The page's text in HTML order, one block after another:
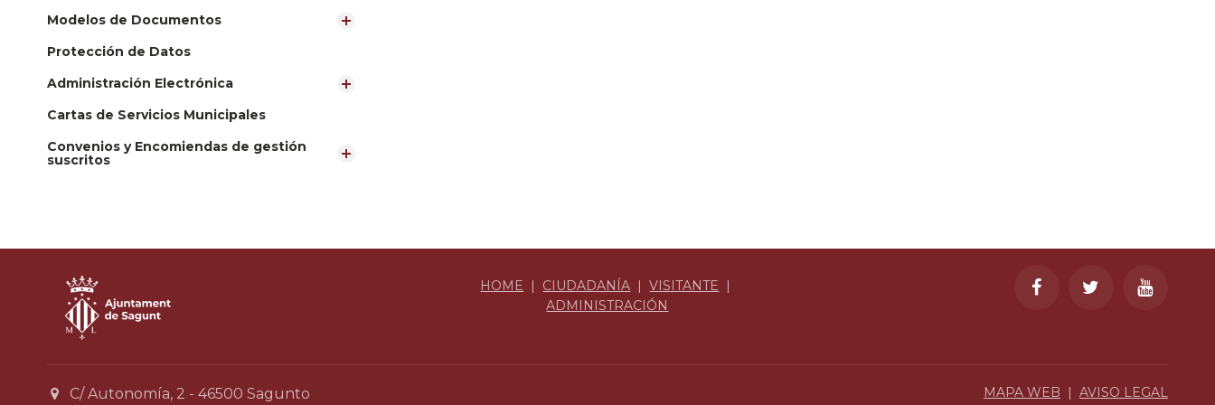
Modelos de Documentos
Protección de Datos
Administración Electrónica
Cartas de Servicios Municipales
Convenios y Encomiendas de gestión
suscritos
HOME | CIUDADANÍA |VISITANTE |
ADMINISTRACIÓN
C/ Autonomía, 2 - 46500 Sagunto MAPA WEB | AVISO LEGAL